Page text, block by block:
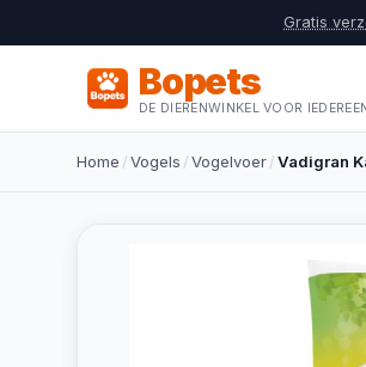
Gratis
Bopets
DE DIERENWINKEL VOOR
Home /Vogels /Vogelvoer/Vadigran